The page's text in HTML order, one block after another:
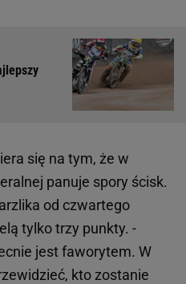
się na tym, że w
panuje spory ścisk.
od czwartego
tylko trzy punkty. -
jest faworytem. W
kto zostanie